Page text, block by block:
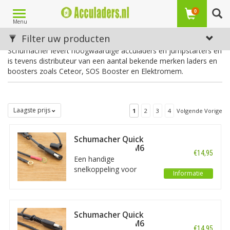
Toggle
navigation
Menu
0
Schumacher
Schumacher levert hoogwaardige acculaders en jumpstarters en
is tevens distributeur van een aantal bekende merken laders en
boosters zoals Ceteor, SOS Booster en Elektromem.
Filter uw producten
Laagste prijs 1 2 3 4 Volgende Vorige
Schumacher Quick
Connect Eyelet M6
tot 6A
Een handige
snelkoppeling voor
aansluitogen worden op
de accu bevestigd,
€14,95
Informatie
Schumacher Quick
Connect Eyelet M6
€14,95